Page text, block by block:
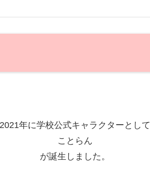
2021年に学校公式キャラクターとして
ことらん
が誕生しました。